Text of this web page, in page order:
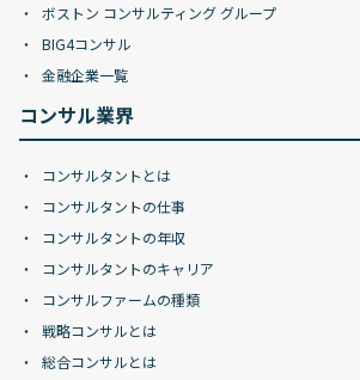
ボストン コンサルティング グループ
BIG4コンサル
金融企業一覧
コンサル業界
コンサルタントとは
コンサルタントの仕事
コンサルタントの年収
コンサルタントのキャリア
コンサルファームの種類
戦略コンサルとは
総合コンサルとは